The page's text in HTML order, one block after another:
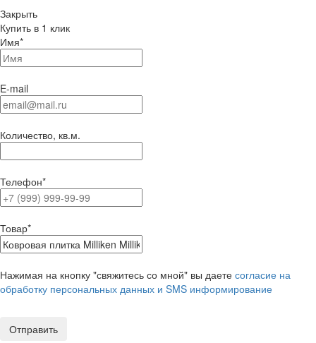
Закрыть
Купить в 1 клик
Имя*
E-mail
Количество, кв.м.
Телефон*
Товар*
Нажимая на кнопку "свяжитесь со мной" вы даете согласие на
обработку персональных данных и SMS информирование